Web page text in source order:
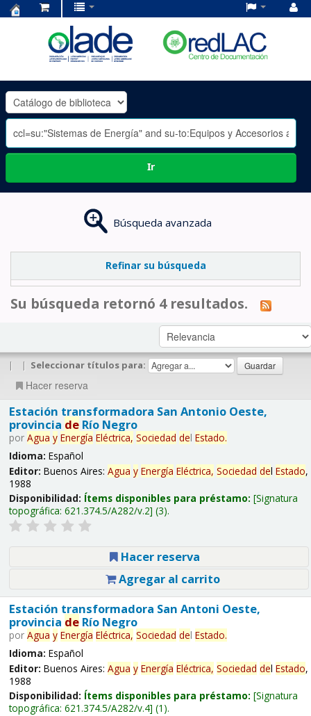
OLADE
-
Ir
Búsqueda avanzada
Refinar su búsqueda
Su búsqueda retornó 4 resultados.
| | Seleccionar títulos para:
Hacer reserva
Estación transformadora San Antonio Oeste,
provincia deRío Negro
por Agua y Energía Eléctrica, Sociedad del Estado.
Idioma: Español
Editor: Buenos Aires: Agua y Energía Eléctrica, Sociedad del Estado,
1988
Disponibilidad: Ítems disponibles para préstamo: Signatura
topográfica: 621.374.5/A282/v.2 (3).
Hacer reserva
Agregar al carrito
Estación transformadora San Antoni Oeste,
provincia deRío Negro
por Agua y Energía Eléctrica, Sociedad del Estado.
Idioma: Español
Editor: Buenos Aires: Agua y Energía Eléctrica, Sociedad del Estado,
1988
Disponibilidad: Ítems disponibles para préstamo: Signatura
topográfica: 621.374.5/A282/v.4 (1).